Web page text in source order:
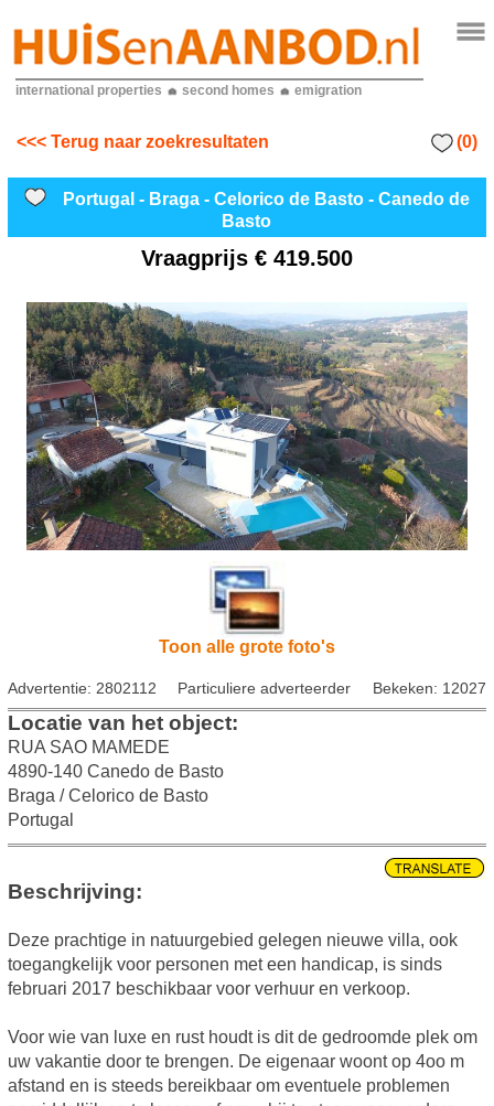
international properties second homes emigration
<<< Terug naar zoekresultaten (0)
Portugal - Braga - Celorico de Basto - Canedo de
Basto
Vraagprijs € 419.500
Toon alle grote foto's
Advertentie: 2802112 Particuliere adverteerder Bekeken: 12027
Locatie van het object:
RUA SAO MAMEDE
4890-140 Canedo de Basto
Braga / Celorico de Basto
Portugal
Beschrijving:
Deze prachtige in natuurgebied gelegen nieuwe villa, ook
toegangkelijk voor personen met een handicap, is sinds
februari 2017 beschikbaar voor verhuur en verkoop.
Voor wie van luxe en rust houdt is dit de gedroomde plek om
uw vakantie door te brengen. De eigenaar woont op 4oo m
afstand en is steeds bereikbaar om eventuele problemen